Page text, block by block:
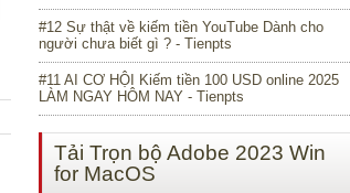
#12 Sự thật về kiếm tiền YouTube Dành cho
người chưa biết gì ? - Tienpts
#11 AI CƠ HỘI Kiếm tiền 100 USD online 2025
LÀM NGAY HÔM NAY - Tienpts
Tải Trọn bộ Adobe 2023 Win
for MacOS